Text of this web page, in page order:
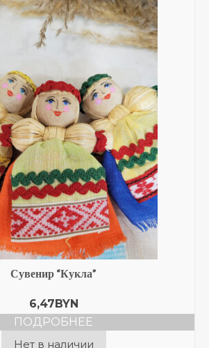
пересылку почтовых отправлений
– зональное деление
ЗАО “Европочта”
по Беларуси СООО “M&M
Мюнх”
Сувенир “Кукла”
6,47BYN
ПОДРОБНЕЕ
Нет в наличии